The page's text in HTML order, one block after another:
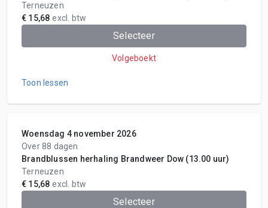
Terneuzen
€ 15,68 excl. btw
Selecteer
Volgeboekt
Toon lessen
Woensdag 4 november 2026
Over 88 dagen
Brandblussen herhaling Brandweer Dow (13.00 uur)
Terneuzen
€ 15,68 excl. btw
Selecteer